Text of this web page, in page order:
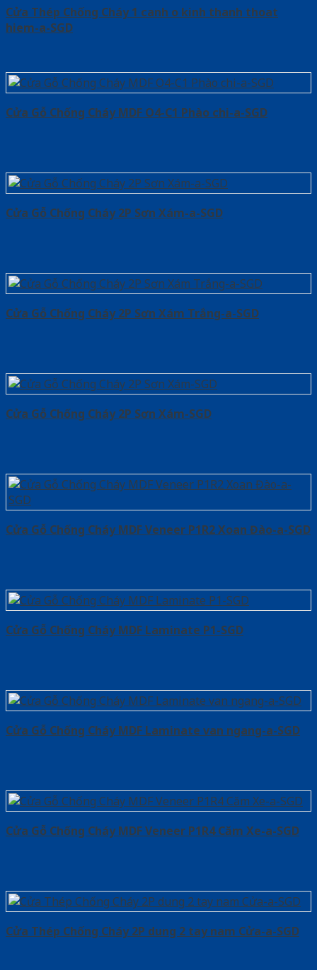
Cửa Thép Chống Cháy 1 canh o kinh thanh thoat
hiem-a-SGD
Cửa Gỗ Chống Cháy MDF O4-C1 Phào chi-a-SGD
Cửa Gỗ Chống Cháy 2P Sơn Xám-a-SGD
Cửa Gỗ Chống Cháy 2P Sơn Xám Trắng-a-SGD
Cửa Gỗ Chống Cháy 2P Sơn Xám-SGD
Cửa Gỗ Chống Cháy MDF Veneer P1R2 Xoan Đào-a-SGD
Cửa Gỗ Chống Cháy MDF Laminate P1-SGD
Cửa Gỗ Chống Cháy MDF Laminate van ngang-a-SGD
Cửa Gỗ Chống Cháy MDF Veneer P1R4 Căm Xe-a-SGD
Cửa Thép Chống Cháy 2P dung 2 tay nam Cửa-a-SGD